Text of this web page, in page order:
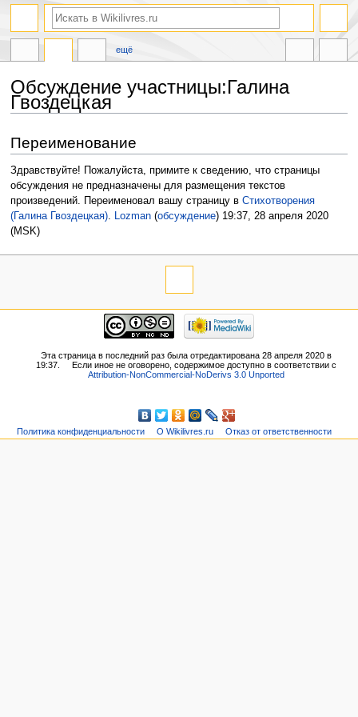
Обсуждение участницы:Галина
Гвоздецкая
к
навигации
к
поиску
Переименование
Здравствуйте! Пожалуйста, примите к сведению, что страницы
обсуждения не предназначены для размещения текстов
произведений. Переименовал вашу страницу в Стихотворения
(Галина Гвоздецкая). Lozman(обсуждение) 19:37, 28 апреля 2020
(MSK)
ещё
Эта страница в последний раз была отредактирована 28 апреля 2020 в
19:37.
Если иное не оговорено, содержимое доступно в соответствии с
Attribution-NonCommercial-NoDerivs 3.0 Unported
Политика конфиденциальности О Wikilivres.ru Отказ от ответственности